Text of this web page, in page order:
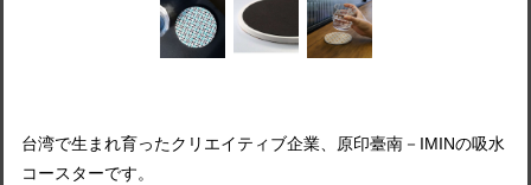
台湾で生まれ育ったクリエイティブ企業、原印臺南－IMINの吸水
コースターです。